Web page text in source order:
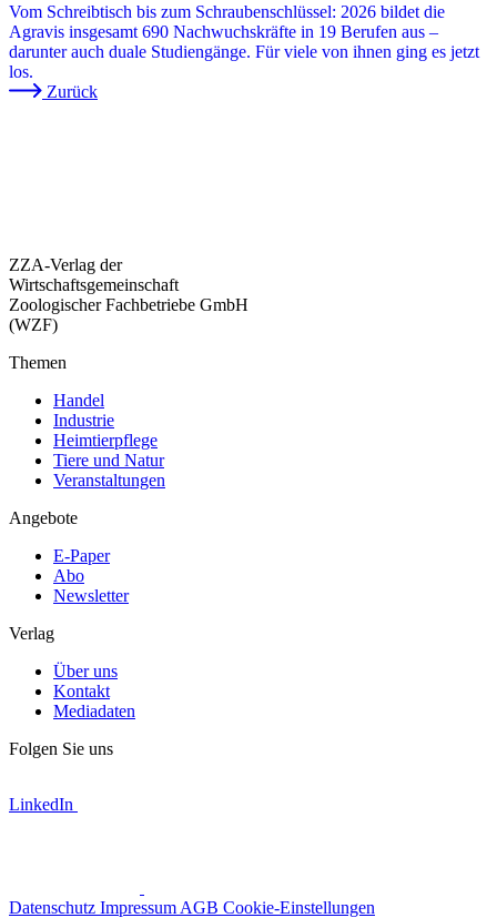
Vom Schreibtisch bis zum Schraubenschlüssel: 2026 bildet die
Agravis insgesamt 690 Nachwuchskräfte in 19 Berufen aus –
darunter auch duale Studiengänge. Für viele von ihnen ging es jetzt
los.
Zurück
ZZA-Verlag der
Wirtschaftsgemeinschaft
Zoologischer Fachbetriebe GmbH
(WZF)
Themen
Handel
Industrie
Heimtierpflege
Tiere und Natur
Veranstaltungen
Angebote
E-Paper
Abo
Newsletter
Verlag
Über uns
Kontakt
Mediadaten
Folgen Sie uns
LinkedIn
Datenschutz Impressum AGB Cookie-Einstellungen